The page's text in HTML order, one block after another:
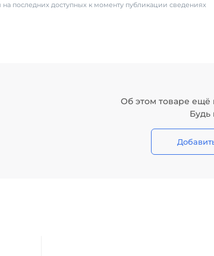
последних доступных к моменту публикации сведениях
Об этом товаре ещё
Будь